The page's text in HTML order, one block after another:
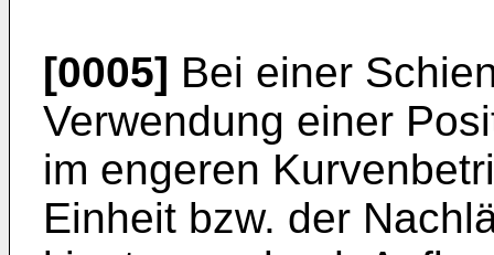
[0005] Bei einer
Verwendung einer
im engeren
Einheit bzw. der